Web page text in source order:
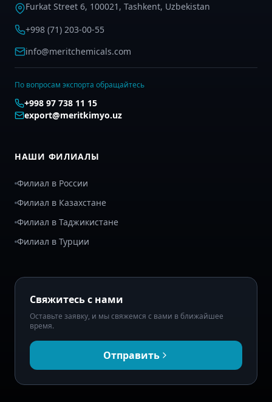
Furkat Street 6, 100021, Tashkent, Uzbekistan
+998 (71) 203-00-55
info@meritchemicals.com
По вопросам экспорта обращайтесь
+998 97 738 11 15
export@meritkimyo.uz
НАШИ ФИЛИАЛЫ
Филиал в России
Филиал в Казахстане
Филиал в Таджикистане
Филиал в Турции
Свяжитесь с нами
Оставьте заявку, и мы свяжемся с вами в ближайшее
время.
Отправить